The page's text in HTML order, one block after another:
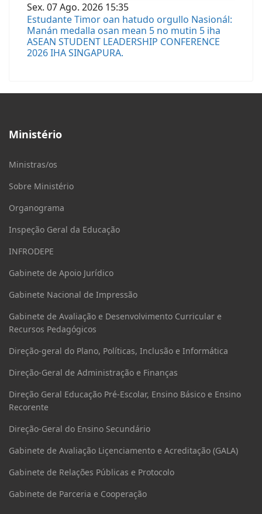
Sex. 07Ago. 2026 15:35
Estudante Timor oan hatudo orgullo Nasionál:
Manán medalla osan mean 5 no mutin 5 iha
ASEAN STUDENT LEADERSHIP CONFERENCE
2026 IHA SINGAPURA.
Ministério
Ministras/os
Sobre Ministério
Organograma
Inspeção Geral da Educação
INFRODEPE
Gabinete de Apoio Jurídico
Gabinete Nacional de Impressão
Gabinete de Avaliação e Desenvolvimento Curricular e
Recursos Pedagógicos
Direção-geral do Plano, Políticas, Inclusão e Informática
Direção-Geral de Administração e Finanças
Direção Geral Educação Pré-Escolar, Ensino Básico e Ensino
Recorente
Direção-Geral do Ensino Secundário
Gabinete de Avaliação Liçenciamento e Acreditação (GALA)
Gabinete de Relações Públicas e Protocolo
Gabinete de Parceria e Cooperação